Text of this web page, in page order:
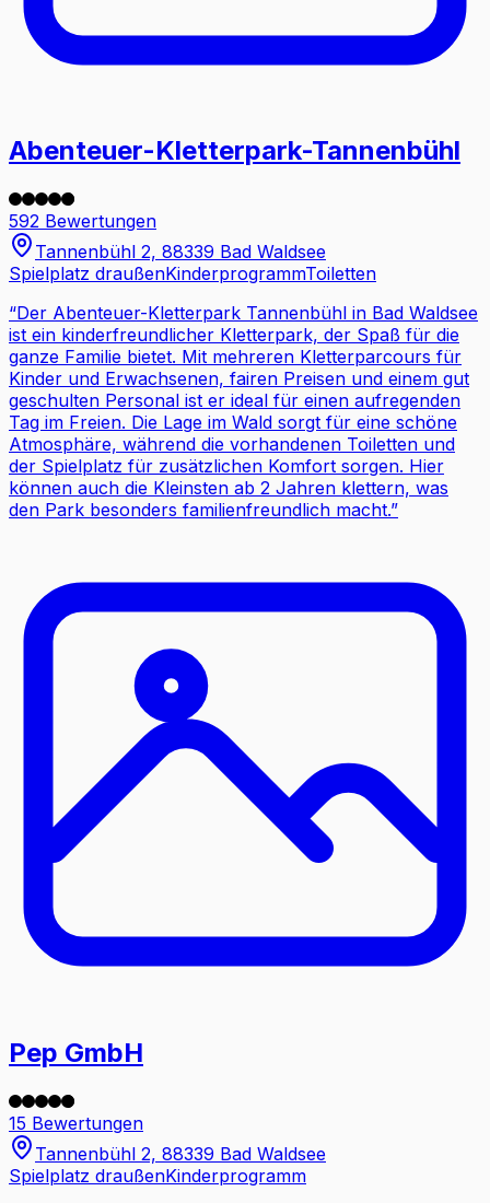
Abenteuer-Kletterpark-Tannenbühl
592 Bewertungen
Tannenbühl 2, 88339 Bad Waldsee
Spielplatz draußenKinderprogrammToiletten
“Der Abenteuer-Kletterpark Tannenbühl in Bad Waldsee
ist ein kinderfreundlicher Kletterpark, der Spaß für die
ganze Familie bietet. Mit mehreren Kletterparcours für
Kinder und Erwachsenen, fairen Preisen und einem gut
geschulten Personal ist er ideal für einen aufregenden
Tag im Freien. Die Lage im Wald sorgt für eine schöne
Atmosphäre, während die vorhandenen Toiletten und
der Spielplatz für zusätzlichen Komfort sorgen. Hier
können auch die Kleinsten ab 2 Jahren klettern, was
den Park besonders familienfreundlich macht.”
Pep GmbH
15 Bewertungen
Tannenbühl 2, 88339 Bad Waldsee
Spielplatz draußenKinderprogramm